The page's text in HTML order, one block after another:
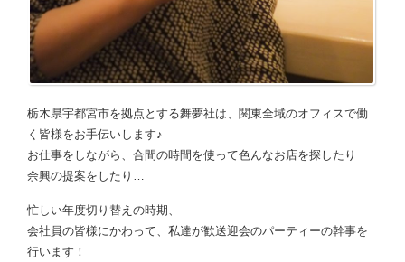
栃木県宇都宮市を拠点とする舞夢社は、関東全域のオフィスで働
く皆様をお手伝いします♪
お仕事をしながら、合間の時間を使って色んなお店を探したり
余興の提案をしたり…
忙しい年度切り替えの時期、
会社員の皆様にかわって、私達が歓送迎会のパーティーの幹事を
行います！